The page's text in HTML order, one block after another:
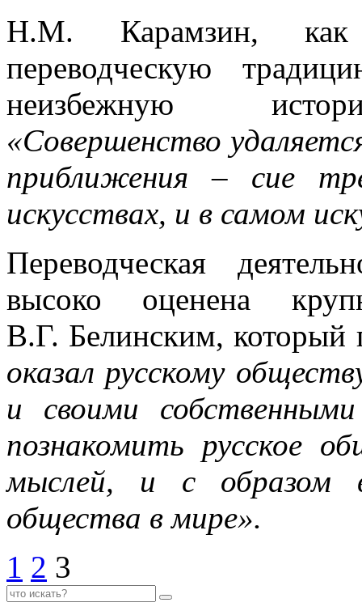
Н.М. Карамзин,
переводческую
неизбежную
«Совершенство
приближения – сие
искусствах, и в самом
Переводческая
высоко оценена
В.Г. Белинским, который
оказал русскому
и своими
познакомить русское
мыслей, и с образом
общества в мире».
1 2 3